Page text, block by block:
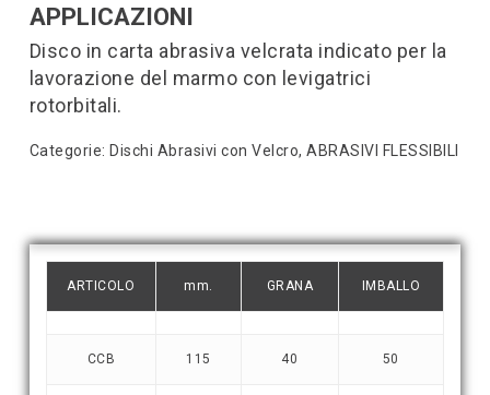
APPLICAZIONI
Disco in carta abrasiva velcrata indicato per la
lavorazione del marmo con levigatrici
rotorbitali.
Categorie: Dischi Abrasivi con Velcro,ABRASIVI FLESSIBILI
ARTICOLO mm. GRANA IMBALLO
CCB 115 40 50